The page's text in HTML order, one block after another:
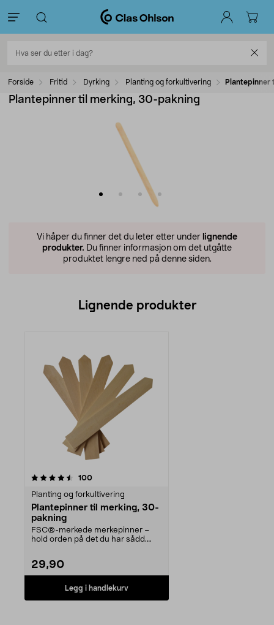
Forside Fritid Dyrking Planting og forkultivering
Plantepinner til merking, 30-pakning
Vi håper du finner det du leter etter under lignende
produkter. Du finner informasjon om det utgåtte
produktet lengre ned på denne siden.
Lignende produkter
100anmeldelser
Planting og forkultivering
Plantepinner til merking, 30-
pakning
FSC®-merkede merkepinner –
hold orden på det du har sådd.
29,90
Legg i handlekurv